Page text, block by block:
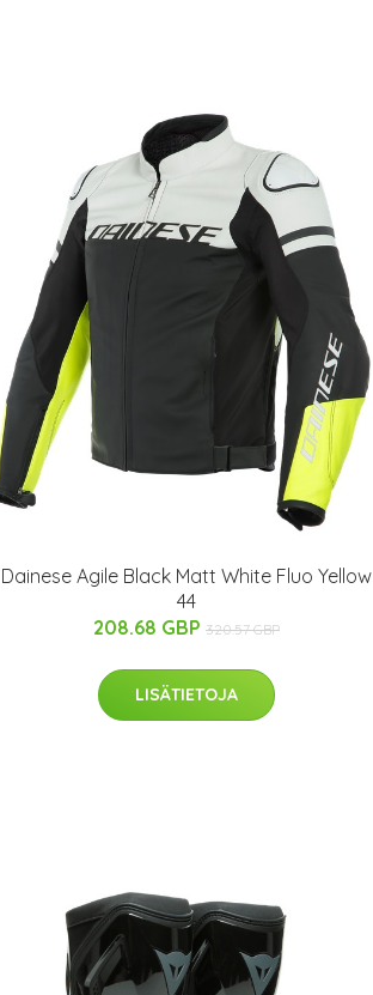
Dainese Agile Black Matt White Fluo Yellow
44
208.68 GBP 320.57 GBP
LISÄTIETOJA